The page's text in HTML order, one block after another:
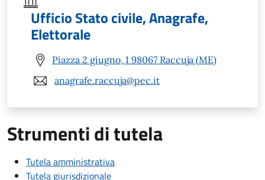
Ufficio Stato civile, Anagrafe,
Elettorale
Piazza 2 giugno, 1 98067 Raccuja (ME)
anagrafe.raccuja@pec.it
Strumenti di tutela
Tutela amministrativa
Tutela giurisdizionale